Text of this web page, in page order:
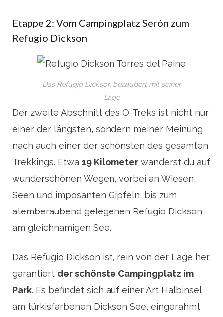
Etappe 2: Vom Campingplatz Serón zum
Refugio Dickson
Das Refugio Dickson bezaubert mit seiner
Lage
Der zweite Abschnitt des O-Treks ist nicht nur
einer der längsten, sondern meiner Meinung
nach auch einer der schönsten des gesamten
Trekkings. Etwa 19 Kilometer wanderst du auf
wunderschönen Wegen, vorbei an Wiesen,
Seen und imposanten Gipfeln, bis zum
atemberaubend gelegenen Refugio Dickson
am gleichnamigen See.
Das Refugio Dickson ist, rein von der Lage her,
garantiert der schönste Campingplatz im
Park. Es befindet sich auf einer Art Halbinsel
am türkisfarbenen Dickson See, eingerahmt